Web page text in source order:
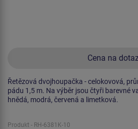
Cena na dotaz
Řetězová dvojhoupačka - celokovová,
pádu 1,5 m. Na výběr jsou čtyři barevné
hnědá, modrá, červená a limetková.
Produkt - RH-6381K-10